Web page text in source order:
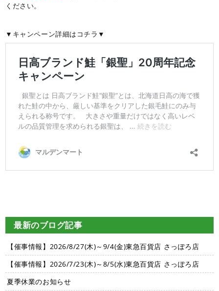
ください。
▼キャンペーン詳細はコチラ▼
最新のブログ記事
【催事情報】2026/8/27(木)～9/4(金)東急百貨店 さっぽろ店
【催事情報】2026/7/23(木)～8/5(水)東急百貨店 さっぽろ店
夏季休業のお知らせ